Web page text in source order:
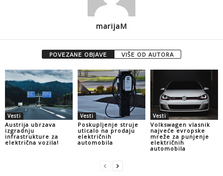
marijaM
POVEZANE OBJAVE VIŠE OD AUTORA
Vesti
Austrija ubrzava
izgradnju
infrastrukture za
električna vozila!
Vesti
Poskupljenje struje
uticalo na prodaju
električnih
automobila
Vesti
Volkswagen vlasnik
najveće evropske
mreže za punjenje
električnih
automobila